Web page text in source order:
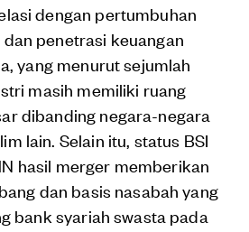
dengan pertumbuhan
penetrasi keuangan
yang menurut sejumlah
masih memiliki ruang
dibanding negara-negara
lain. Selain itu, status BSI
hasil merger memberikan
dan basis nasabah yang
bank syariah swasta pada